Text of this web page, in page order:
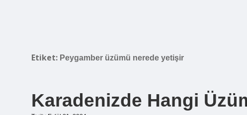
Etiket: Peygamber üzümü nerede yetişir
Karadenizde Hangi